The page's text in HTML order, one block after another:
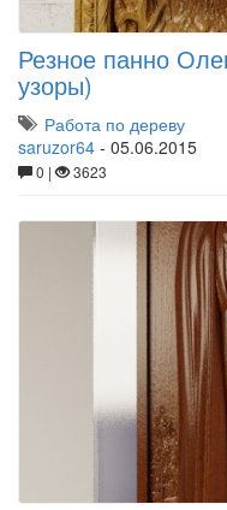
Резное панно
узоры)
Работа по дереву
saruzor64 - 05.06.2015
0 | 3623